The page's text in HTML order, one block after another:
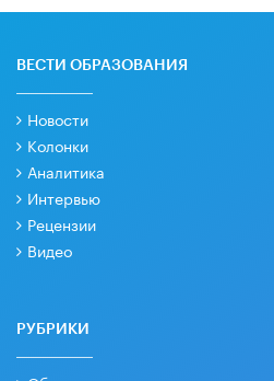
ВЕСТИ ОБРАЗОВАНИЯ
Новости
Колонки
Аналитика
Интервью
Рецензии
Видео
РУБРИКИ